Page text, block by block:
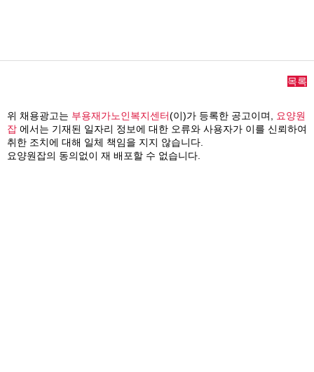
목록
위 채용광고는 부용재가노인복지센터(이)가 등록한 공고이며,
요양원
잡 에서는 기재된 일자리 정보에 대한 오류와 사용자가 이를 신뢰하여
취한 조치에 대해 일체 책임을 지지 않습니다.
요양원잡의 동의없이 재 배포할 수 없습니다.